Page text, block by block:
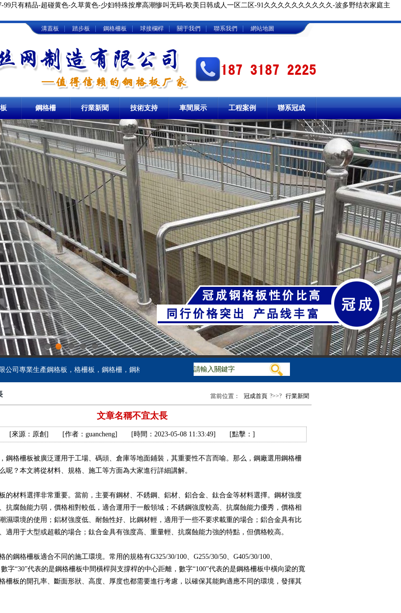
只有精品-超碰黄色-久草黄色-少妇特殊按摩高潮惨叫无码-欧美日韩成人一区二区-91久久久久久久久久久久-波多野结衣家庭主
溝蓋板 | 踏步板 | 鋼格柵板 | 球接欄桿 | 關于我們 | 聯系我們 | 網站地圖
格板
板
家
板
板
板
地溝格柵板
洗車房格柵板
冷鍍鋅格柵板
樓梯格柵板
吊頂格柵板
重型格柵板
聚酯格柵板
齒形格柵板
格柵板平臺
鋼格柵 熱浸鋅鋼格柵
重型鋼格柵
復合鋼格柵
齒形鋼格柵
玻璃鋼格柵蓋板
鋁板鋼格柵
鋼格柵蓋板
防滑鋼格柵
鋼格柵平臺
不銹鋼鋼格柵
行業新聞 技術支持 車間展示 工程案例 聯系冠成
步板
板
板
板
板
板
板
板
桿 樓梯立柱
圍欄立柱
球形立柱欄桿
鍍鋅球接欄桿
球形柱欄桿
球型柱欄桿
球接欄桿
1 2 3 4 5
司專業生產鋼格板，格柵板，鋼格柵，鋼格柵板，溝蓋板，踏步板，球接欄桿
當前位置： 冠成首頁 ?>>? 行業新聞
文章名稱不宜太長
[來源：原創] [作者： guancheng] [時間：2023-05-08 11:33:49] [點擊： ]
鋼格柵板被廣泛運用于工場、碼頭、倉庫等地面鋪裝，其重要性不言而喻。那么，鋼廠選用鋼格柵
呢？本文將從材料、規格、施工等方面為大家進行詳細講解。
的材料選擇非常重要。當前，主要有鋼材、不銹鋼、鋁材、鋁合金、鈦合金等材料選擇。鋼材強度
抗腐蝕能力弱，價格相對較低，適合運用于一般領域；不銹鋼強度較高、抗腐蝕能力優秀，價格相
濕環境的使用；鋁材強度低、耐蝕性好、比鋼材輕，適用于一些不要求載重的場合；鋁合金具有比
適用于大型或超載的場合；鈦合金具有強度高、重量輕、抗腐蝕能力強的特點，但價格較高。
的鋼格柵板適合不同的施工環境。常用的規格有G325/30/100、G255/30/50、G405/30/100、
數字“30”代表的是鋼格柵板中間橫桿與支撐桿的中心距離，數字“100”代表的是鋼格柵板中橫向梁的寬
柵板的開孔率、斷面形狀、高度、厚度也都需要進行考慮，以確保其能夠適應不同的環境，發揮其